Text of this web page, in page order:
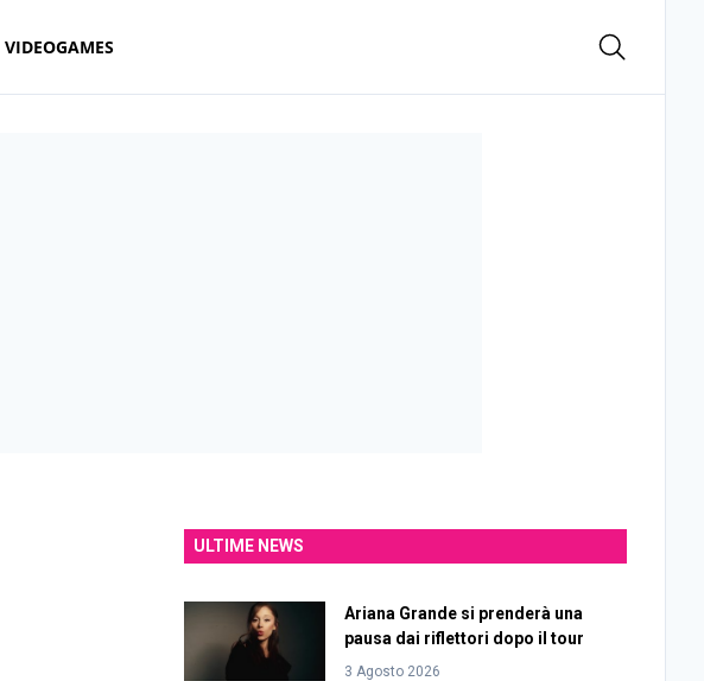
VIDEOGAMES
ULTIME NEWS
Ariana Grande si prenderà una
pausa dai riflettori dopo il tour
3 Agosto 2026